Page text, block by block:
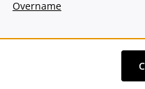
Overname